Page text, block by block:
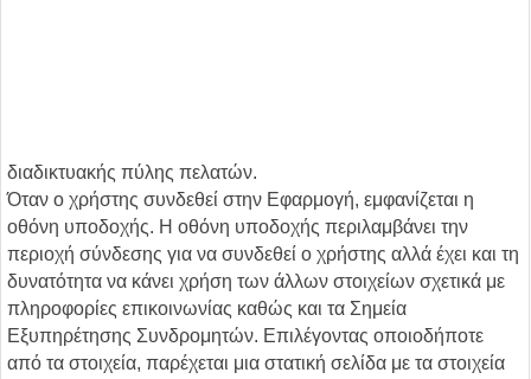
διαδικτυακής πύλης πελατών.
Όταν ο χρήστης συνδεθεί στην Εφαρμογή, εμφανίζεται η
οθόνη υποδοχής. Η οθόνη υποδοχής περιλαμβάνει την
περιοχή σύνδεσης για να συνδεθεί ο χρήστης αλλά έχει και τη
δυνατότητα να κάνει χρήση των άλλων στοιχείων σχετικά με
πληροφορίες επικοινωνίας καθώς και τα Σημεία
Εξυπηρέτησης Συνδρομητών. Επιλέγοντας οποιοδήποτε
από τα στοιχεία, παρέχεται μια στατική σελίδα με τα στοιχεία